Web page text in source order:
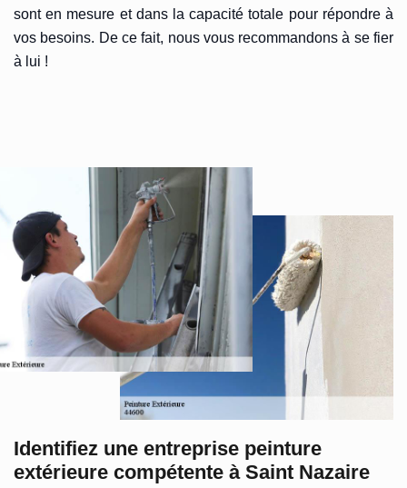
sont en mesure et dans la capacité totale pour répondre à
vos besoins. De ce fait, nous vous recommandons à se fier
à lui !
Identifiez une entreprise peinture
extérieure compétente à Saint Nazaire